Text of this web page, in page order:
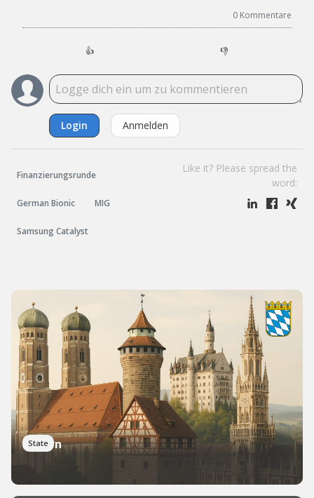
0 Kommentare
👍 👎
Login Anmelden
Finanzierungsrunde
German Bionic MIG
Samsung Catalyst
Like it? Please spread the
word:
State
Bayern